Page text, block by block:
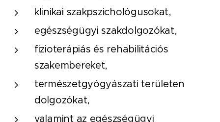
klinikai szakpszichológusokat,
egészségügyi szakdolgozókat,
fizioterápiás és rehabilitációs
szakembereket,
természetgyógyászati területen
dolgozókat,
valamint az egészségügyi